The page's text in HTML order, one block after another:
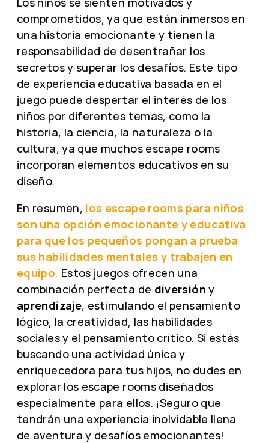
comprometidos, ya que están inmersos en
una historia emocionante y tienen la
responsabilidad de desentrañar los
secretos y superar los desafíos. Este tipo
de experiencia educativa basada en el
juego puede despertar el interés de los
niños por diferentes temas, como la
historia, la ciencia, la naturaleza o la
cultura, ya que muchos escape rooms
incorporan elementos educativos en su
diseño.
En resumen, los escape rooms para niños
son una opción emocionante y educativa
para que los pequeños pongan a prueba
sus habilidades mentales y trabajen en
equipo. Estos juegos ofrecen una
combinación perfecta de diversión y
aprendizaje, estimulando el pensamiento
lógico, la creatividad, las habilidades
sociales y el pensamiento crítico. Si estás
buscando una actividad única y
enriquecedora para tus hijos, no dudes en
explorar los escape rooms diseñados
especialmente para ellos. ¡Seguro que
tendrán una experiencia inolvidable llena
de aventura y desafíos emocionantes!